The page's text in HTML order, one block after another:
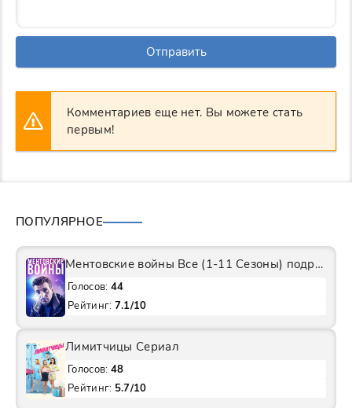
Отправить
Комментариев еще нет. Вы можете стать
первым!
ПОПУЛЯРНОЕ
Ментовские войны Все (1-11 Сезоны) подряд Сериал
Голосов: 44
Рейтинг: 7.1/10
Лимитчицы Сериал
Голосов: 48
Рейтинг: 5.7/10